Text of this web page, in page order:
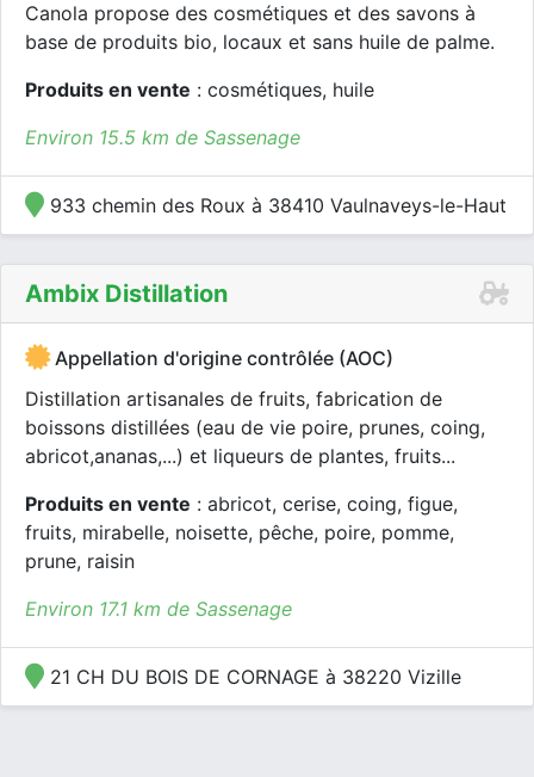
Canola propose des cosmétiques et des savons à
base de produits bio, locaux et sans huile de palme.
Produits en vente : cosmétiques, huile
Environ 15.5 km de Sassenage
933 chemin des Roux à 38410 Vaulnaveys-le-Haut
Ambix Distillation
Appellation d'origine contrôlée (AOC)
Distillation artisanales de fruits, fabrication de
boissons distillées (eau de vie poire, prunes, coing,
abricot,ananas,...) et liqueurs de plantes, fruits...
Produits en vente : abricot, cerise, coing, figue,
fruits, mirabelle, noisette, pêche, poire, pomme,
prune, raisin
Environ 17.1 km de Sassenage
21 CH DU BOIS DE CORNAGE à 38220 Vizille